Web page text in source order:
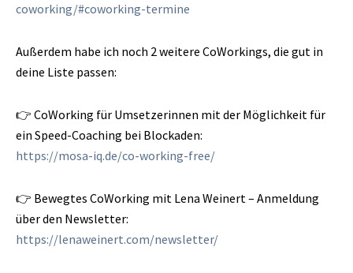
coworking/#coworking-termine
Außerdem habe ich noch 2 weitere CoWorkings, die gut in
deine Liste passen:
👉 CoWorking für Umsetzerinnen mit der Möglichkeit für
ein Speed-Coaching bei Blockaden:
https://mosa-iq.de/co-working-free/
👉 Bewegtes CoWorking mit Lena Weinert – Anmeldung
über den Newsletter:
https://lenaweinert.com/newsletter/